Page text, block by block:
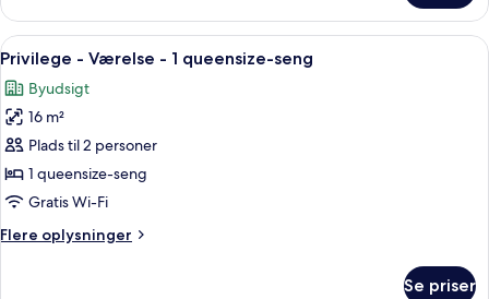
værelse
2
enkeltsenge
Indlæs
alle
billeder
af
Privilege
-
Værelse
1
Et hotelværelse med seng, puder, et
6
Privilege - Værelse - 1 queensize-seng
Byudsigt
16 m²
Plads til 2 personer
1 queensize-seng
Gratis Wi-Fi
Flere oplysninger
Flere
Se priser